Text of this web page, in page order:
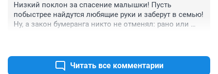
Низкий поклон за спасение малышки! Пусть
побыстрее найдутся любящие руки и заберут в семью!
Ну, а закон бумеранга никто не отменял: рано или
Читать все комментарии